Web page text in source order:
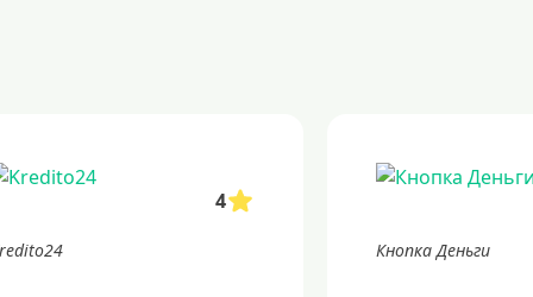
4
Кнопка Деньги